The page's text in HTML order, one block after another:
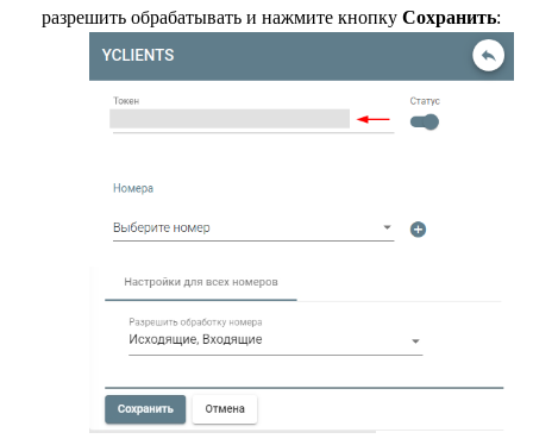
разрешить обрабатывать и нажмите кнопкуСохранить: